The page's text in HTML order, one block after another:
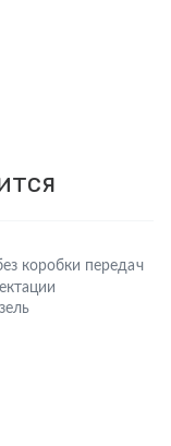
коробки передач